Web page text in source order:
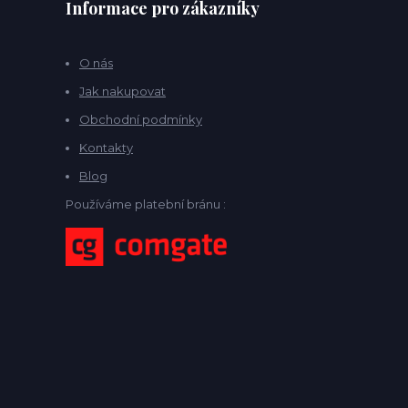
Informace pro zákazníky
O nás
Jak nakupovat
Obchodní podmínky
Kontakty
Blog
Používáme platební bránu :